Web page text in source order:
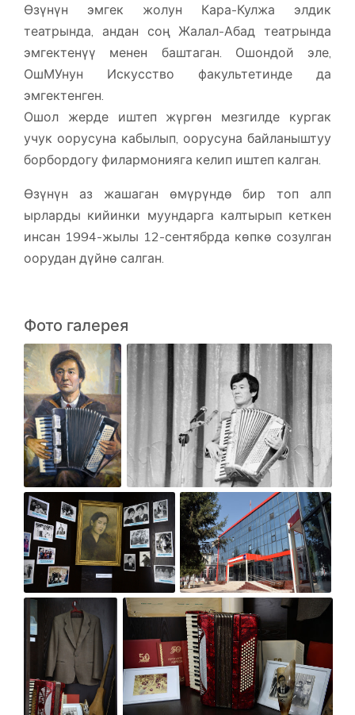
Өзүнүн эмгек жолун Кара-Кулжа элдик
театрында, андан соң Жалал-Абад театрында
эмгектенүү менен баштаган. Ошондой эле,
ОшМУнун Искусство факультетинде да
эмгектенген.
Ошол жерде иштеп жүргөн мезгилде кургак
учук оорусуна кабылып, оорусуна байланыштуу
борбордогу филармонияга келип иштеп калган.
Өзүнүн аз жашаган өмүрүндө бир топ алп
ырларды кийинки муундарга калтырып кеткен
инсан 1994-жылы 12-сентябрда көпкө созулган
оорудан дүйнө салган.
Фото галерея